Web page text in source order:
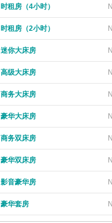
时租房（4小时）
时租房（2小时）
迷你大床房
高级大床房
商务大床房
豪华大床房
商务双床房
豪华双床房
影音豪华房
豪华套房